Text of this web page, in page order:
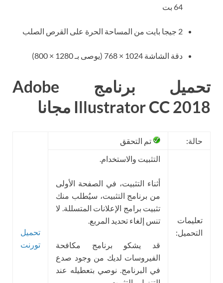
64 بت
2 جيجا بايت من المساحة الحرة على القرص الصلب
دقة الشاشة 1024 × 768 (يوصى بـ 1280 × 800)
تحميل برنامج Adobe
Illustrator CC 2018 مجانا
حالة: تم التحقق
تحميل
تورنت
تعليمات
التحميل:
التثبيت والاستخدام.
أثناء التثبيت، في الصفحة الأولى
من برنامج التثبيت، سيُطلب منك
تثبيت برامج الإعلانات المتسللة. لا
تنس إلغاء تحديد المربع.
قد يشكو برنامج مكافحة
الفيروسات لديك من وجود صدع
في البرنامج. نوصي بتعطيله عند